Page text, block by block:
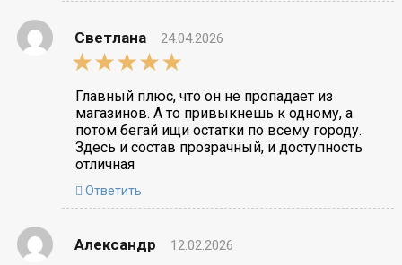
Светлана
24.04.2026
5,0
rating
Главный плюс, что он не пропадает из
магазинов. А то привыкнешь к одному, а
потом бегай ищи остатки по всему городу.
Здесь и состав прозрачный, и доступность
отличная
Ответить
Александр 12.02.2026